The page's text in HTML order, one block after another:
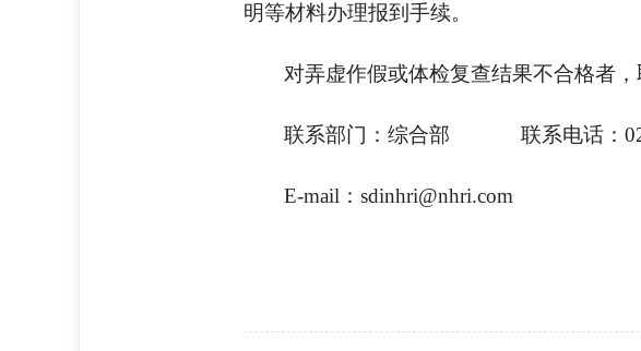
明等材料办理报到手续。
对弄虚作假或体检复查结果不合格者，
联系部门：综合部 联系电话：
E-mail：sdinhri@nhri.com